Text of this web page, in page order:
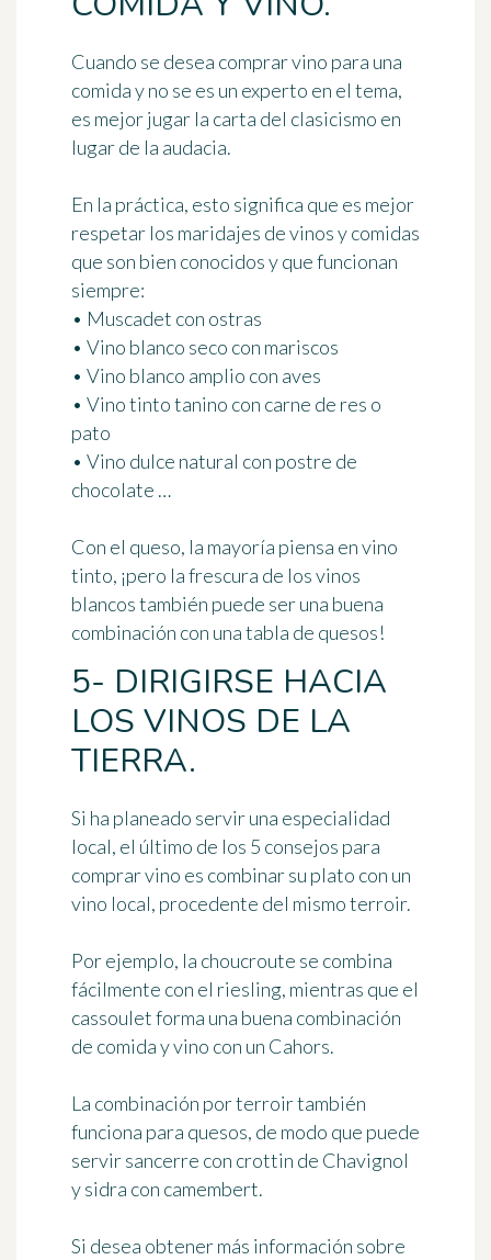
Cuando se desea comprar vino para una
comida y no se es un experto en el tema,
es mejorjugar la carta del clasicismo en
lugar de la audacia.
En la práctica, esto significa que es mejor
respetar los maridajes de vinos y comidas
que son bien conocidos y que funcionan
siempre:
• Muscadet con ostras
• Vino blanco seco con mariscos
• Vino blanco amplio con aves
• Vino tinto tanino con carne de res o
pato
• Vino dulce natural con postre de
chocolate …
Con el queso, la mayoría piensa en vino
tinto, ¡pero la frescura de los vinos
blancos también puede ser una buena
combinación con una tabla de quesos!
5- DIRIGIRSE HACIA
LOS VINOS DE LA
TIERRA.
Si ha planeado servir una especialidad
local, el último de los 5 consejos para
comprar vino es combinar su plato con un
vino local, procedente del mismo terroir.
Por ejemplo, la choucroute se combina
fácilmente con el riesling, mientras que el
cassoulet forma una buena combinación
de comida y vino con un Cahors.
La combinación por terroirtambién
funciona para quesos, de modo que puede
servir sancerre con crottin de Chavignol
y sidra con camembert.
Si desea obtener más información sobre